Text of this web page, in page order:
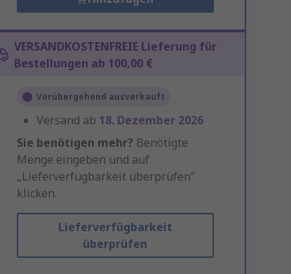
VERSANDKOSTENFREIE Lieferung für
Bestellungen ab 100,00 €
Vorübergehend ausverkauft
Versand ab 18. Dezember 2026
Sie benötigen mehr? Benötigte
Menge eingeben und auf
„Lieferverfügbarkeit überprüfen“
klicken.
Lieferverfügbarkeit
überprüfen